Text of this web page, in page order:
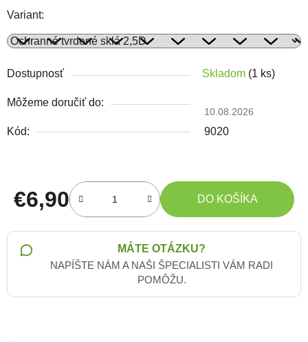
Variant:
Dostupnosť Skladom (1 ks)
Môžeme doručiť do:
10.08.2026
Kód: 9020
€6,90
Jednotková cena:
DO KOŠÍKA
MÁTE OTÁZKU?
NAPÍŠTE NÁM A NAŠI ŠPECIALISTI VÁM RADI
POMÔŽU.